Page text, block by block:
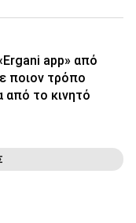
app» από
ποιον τρόπο
από το κινητό